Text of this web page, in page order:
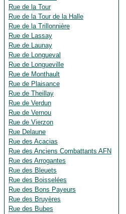
Rue de la Tour
Rue de la Tour de la Halle
Rue de la Trillonnière
Rue de Lassay
Rue de Launay
Rue de Longueval
Rue de Longueville
Rue de Monthault
Rue de Plaisance
Rue de Theillay
Rue de Verdun
Rue de Vernou
Rue de Vierzon
Rue Delaune
Rue des Acacias
Rue des Anciens Combattants AFN
Rue des Arrogantes
Rue des Bleuets
Rue des Boisselées
Rue des Bons Payeurs
Rue des Bruyères
Rue des Bubes